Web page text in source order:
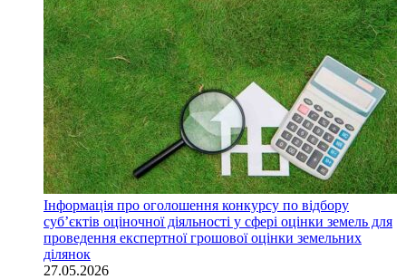
Інформація про оголошення конкурсу по відбору
суб’єктів оціночної діяльності у сфері оцінки земель для
проведення експертної грошової оцінки земельних
ділянок
27.05.2026